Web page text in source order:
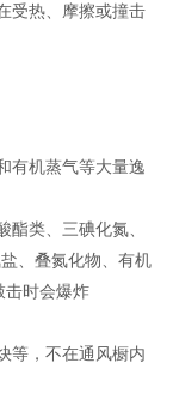
受热、摩擦或撞击
有机蒸气等大量逸
类、三碘化氮、
、叠氮化物、有机
击时会爆炸
等，不在通风橱内